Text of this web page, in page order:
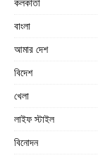
বাংলা
আমার দেশ
বিদেশ
খেলা
লাইফ স্টাইল
বিনোদন